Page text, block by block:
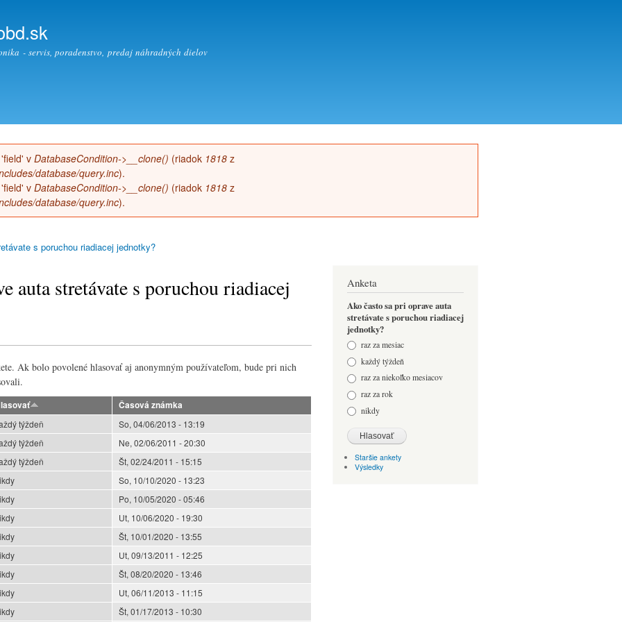
obsah
- servis, poradenstvo, predaj náhradných dielov
v DatabaseCondition->__clone() (riadok 1818 z
database/query.inc).
v DatabaseCondition->__clone() (riadok 1818 z
database/query.inc).
s poruchou riadiacej jednotky?
auta stretávate s poruchou riadiacej
Ak bolo povolené hlasovať aj anonymným používateľom, bude pri nich
Časová známka
týždeň
So, 04/06/2013 - 13:19
týždeň
Ne, 02/06/2011 - 20:30
týždeň
Št, 02/24/2011 - 15:15
So, 10/10/2020 - 13:23
Po, 10/05/2020 - 05:46
Ut, 10/06/2020 - 19:30
Št, 10/01/2020 - 13:55
Ut, 09/13/2011 - 12:25
Št, 08/20/2020 - 13:46
Ut, 06/11/2013 - 11:15
Št, 01/17/2013 - 10:30
Anketa
Ako často sa pri oprave auta
stretávate s poruchou riadiacej
jednotky?
Odpovede
raz za mesiac
každý týždeň
raz za niekoľko mesiacov
raz za rok
nikdy
Staršie ankety
Výsledky